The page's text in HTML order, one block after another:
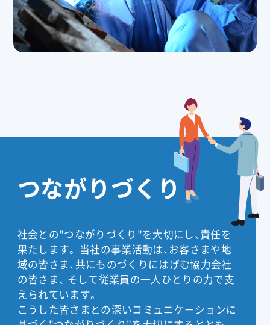
つながりづくり
社会との"つながりづくり"を大切にし、責任を
果たします。 当社の事業活動は、お客さまや地
域の皆さま、共にものづくりにはげむ協力会社
の皆さま、 そして従業員の一人ひとりの力で支
えられています。
こうした皆さまとの深いコミュニケーションに